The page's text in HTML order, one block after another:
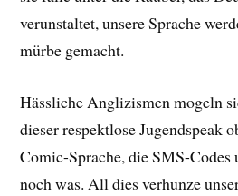
verunstaltet, unsere Sprache
mürbe gemacht.
Hässliche Anglizismen mogeln
dieser respektlose Jugendspeak
Comic-Sprache, die SMS-Codes
noch was. All dies verhunze